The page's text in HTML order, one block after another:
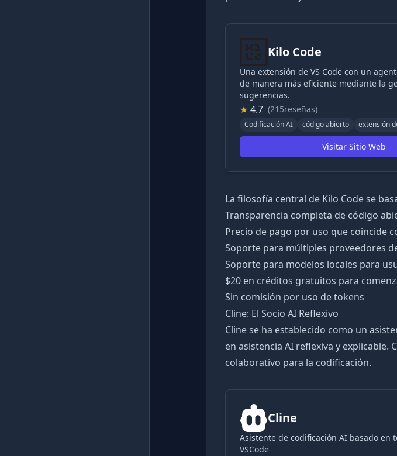
Kilo Code
Una extensión de VS Code con un
de manera más eficiente mediante la
sugerencias.
★ 4.7 (215reseñas)
Codificación AI código abierto extensión
Visitar Sitio Web
La filosofía central de Kilo Code se
Transparencia completa de código
Precio de pago por uso que coincide
Soporte para múltiples proveedores
Soporte para modelos locales para
$20 en créditos gratuitos para
Sin comisión por uso de tokens
Cline: El Socio AI Reflexivo
Cline se ha establecido como un
en asistencia AI reflexiva y
colaborativo para la codificación.
Cline
Asistente de codificación AI basado
VSCode